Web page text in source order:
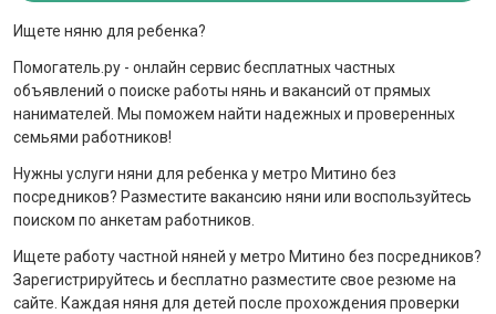
Ищете няню для ребенка?
Помогатель.ру - онлайн сервис бесплатных частных
объявлений о поиске работы нянь и вакансий от прямых
нанимателей. Мы поможем найти надежных и проверенных
семьями работников!
Нужны услуги няни для ребенка у метро Митино без
посредников? Разместите вакансию няни или воспользуйтесь
поиском по анкетам работников.
Ищете работу частной няней у метро Митино без посредников?
Зарегистрируйтесь и бесплатно разместите свое резюме на
сайте. Каждая няня для детей после прохождения проверки